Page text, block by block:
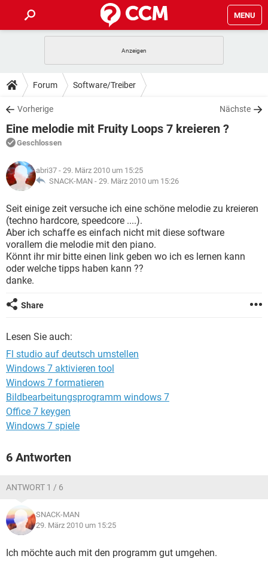
MENU
ANDROID IOS
WINDOWS 10
WHATSAPP TIKTOK
FACEBOOK
TIPPS & TRICKS
SPIELE
WINDOWS 10
WHATSAPP
FACEBOOK HARDWARE
DOWNLOADS
SPIELE STREAMING
ANDROID
WINDOWS 10
WHATSAPP
FACEBOOK HARDWARE
FORUM
SPIELE
ANDROID IOS
WHATSAPP
FACEBOOK HARDWARE
LEXIKON
SPIELE
ANDROID IOS
WINDOWS 10 INSTAGRAM
WHATSAPP
FACEBOOK
Forum Software/Treiber
Vorherige Nächste
Eine melodie mit Fruity Loops 7 kreieren ?
Geschlossen
abri37 - 29. März 2010 um 15:25
SNACK-MAN - 29. März 2010 um 15:26
Seit einige zeit versuche ich eine schöne melodie zu kreieren
(techno hardcore, speedcore ....).
Aber ich schaffe es einfach nicht mit diese software
vorallem die melodie mit den piano.
Könnt ihr mir bitte einen link geben wo ich es lernen kann
oder welche tipps haben kann ??
danke.
Share
Lesen Sie auch:
Fl studio auf deutsch umstellen
Windows 7 aktivieren tool
Windows 7 formatieren
Bildbearbeitungsprogramm windows 7
Office 7 keygen
Windows 7 spiele
6 Antworten
ANTWORT 1 / 6
SNACK-MAN
29. März 2010 um 15:25
Ich möchte auch mit den programm gut umgehen.